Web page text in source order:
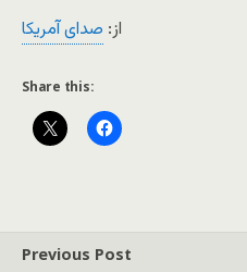
از: صدای آمریکا
Share this:
Previous Post